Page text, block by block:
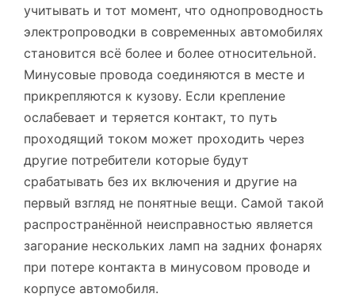
учитывать и тот момент, что однопроводность
электропроводки в современных автомобилях
становится всё более и более относительной.
Минусовые провода соединяются в месте и
прикрепляются к кузову. Если крепление
ослабевает и теряется контакт, то путь
проходящий током может проходить через
другие потребители которые будут
срабатывать без их включения и другие на
первый взгляд не понятные вещи. Самой такой
распространённой неисправностью является
загорание нескольких ламп на задних фонарях
при потере контакта в минусовом проводе и
корпусе автомобиля.